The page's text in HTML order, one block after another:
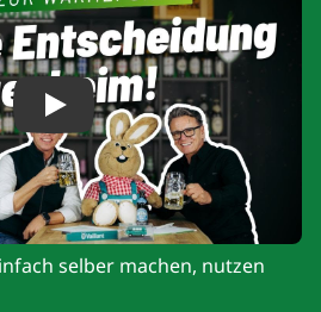
Play
selber machen, nutzen